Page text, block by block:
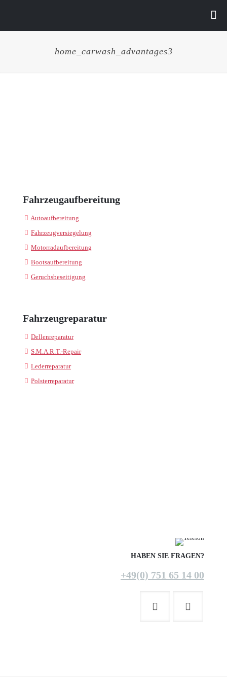
home_carwash_advantages3
Fahrzeugaufbereitung
Autoaufbereitung
Fahrzeugversiegelung
Motorradaufbereitung
Bootsaufbereitung
Geruchsbeseitigung
Fahrzeugreparatur
Dellenreparatur
S.M.A.R.T.-Repair
Lederreparatur
Polsterreparatur
HABEN SIE FRAGEN?
+49(0) 751 65 14 00